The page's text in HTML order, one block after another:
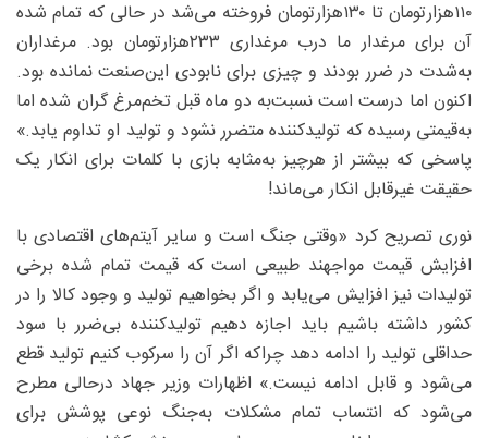
۱۱۰‌هزارتومان تا ۱۳۰‌هزارتومان فروخته می‌شد در حالی که تمام شده
آن برای مرغدار ما درب مرغداری ۲۳۳‌هزارتومان بود. مرغداران
به‌شدت در ضرر بودند و چیزی برای نابودی این‌صنعت نمانده بود.
اکنون اما درست است نسبت‌به ‌دو ماه قبل تخم‌مرغ گران شده اما
به‌قیمتی رسیده که تولیدکننده متضرر نشود و تولید او تداوم یابد.»
پاسخی که بیشتر از هرچیز به‌مثابه بازی با کلمات برای انکار یک
حقیقت غیرقابل انکار می‌ماند!
نوری تصریح کرد «‌وقتی جنگ است و سایر آیتم‌های اقتصادی با
افزایش قیمت مواجهند طبیعی است که قیمت تمام شده برخی
تولیدات نیز افزایش می‌یابد و اگر بخواهیم تولید و وجود کالا را در
کشور داشته باشیم باید اجازه دهیم تولیدکننده بی‌ضرر با سود
حداقلی تولید را ادامه دهد چراکه اگر آن را سرکوب کنیم تولید قطع
می‌شود و قابل ادامه نیست.» اظهارات وزیر جهاد درحالی مطرح
می‌شود که انتساب تمام مشکلات به‌جنگ نوعی پوشش برای